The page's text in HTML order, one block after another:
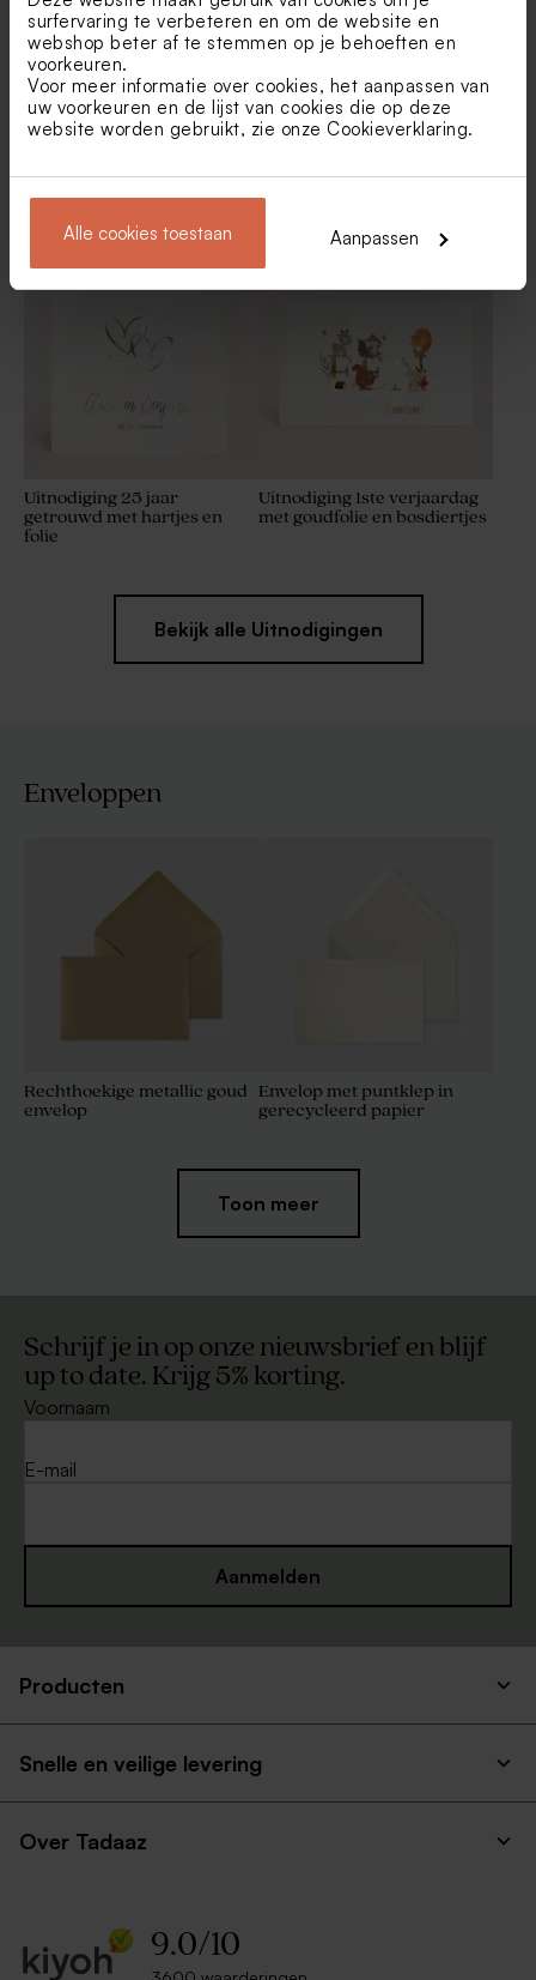
surfervaring te verbeteren en om de website en
webshop beter af te stemmen op je behoeften en
voorkeuren.
Voor meer informatie over cookies, het aanpassen van
uw voorkeuren en de lijst van cookies die op deze
website worden gebruikt, zie onze Cookieverklaring.
Alle cookies toestaan Aanpassen
De Bock dragees velvet
yellow 1kg (± 240 stuks)
De Bock amandelbonen
marmer wit goud 1kg (± 295
discobal, strepen en
golfrand
verjaardag met voertuigen
Uitnodiging 25 jaar
getrouwd met hartjes en
folie
Uitnodiging 1ste verjaardag
met goudfolie en bosdiertjes
Bekijk alle Uitnodigingen
Enveloppen
Rechthoekige metallic goud
envelop
Envelop met puntklep in
gerecycleerd papier
Roestbruine envelop met
puntklep ecru
Nieuw
Toon meer
Schrijf je in op onze nieuwsbrief en blijf
up to date. Krijg 5% korting.
Voornaam
E-mail
Aanmelden
Producten
Snelle en veilige levering
Over Tadaaz
9.0/10